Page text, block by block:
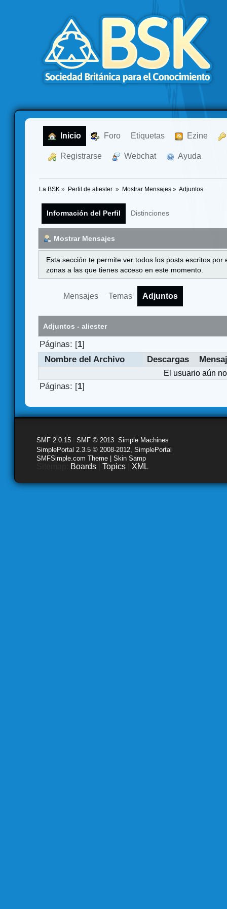
Inicio Foro Etiquetas Ezine
Registrarse Webchat Ayuda
La BSK » Perfil de aliester » Mostrar Mensajes» Adjuntos
Información del Perfil Distinciones
Mostrar Mensajes
Esta sección te permite ver todos los posts escritos
zonas a las que tienes acceso en este momento.
Mensajes Temas Adjuntos
Adjuntos - aliester
Páginas: [1]
Nombre del Archivo
Descargas
El usuario aún
Páginas: [1]
SMF 2.0.15 SMF © 2013 Simple Machines
SimplePortal 2.3.5 © 2008-2012, SimplePortal
SMFSimple.com Theme | Skin Samp
Boards Topics XML